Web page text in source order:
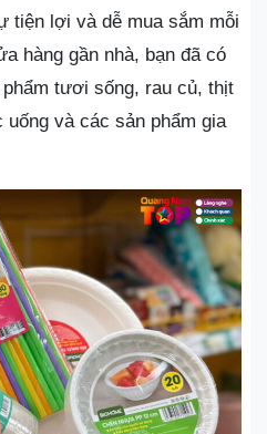
tiện lợi và dễ mua sắm mỗi
hàng gần nhà, bạn đã có
tươi sống, rau củ, thịt
và các sản phẩm gia